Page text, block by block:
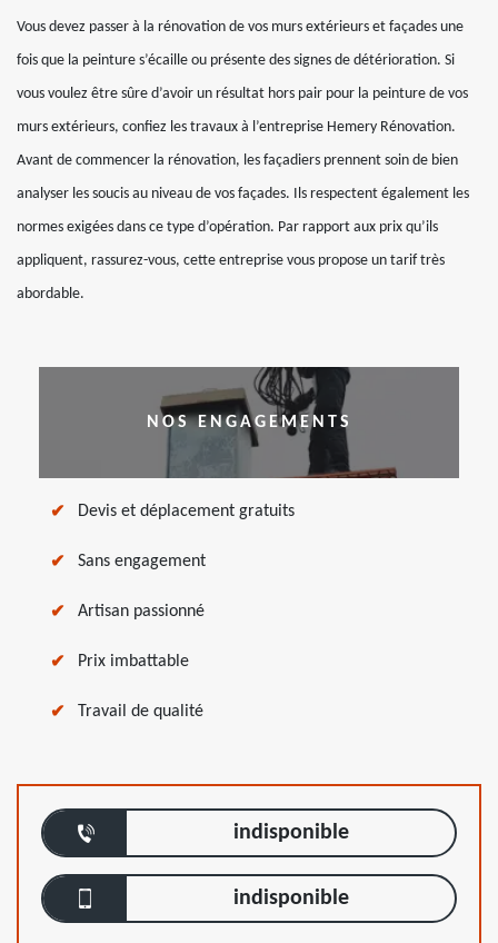
Vous devez passer à la rénovation de vos murs extérieurs et façades une
fois que la peinture s’écaille ou présente des signes de détérioration. Si
vous voulez être sûre d’avoir un résultat hors pair pour la peinture de vos
murs extérieurs, confiez les travaux à l’entreprise Hemery Rénovation.
Avant de commencer la rénovation, les façadiers prennent soin de bien
analyser les soucis au niveau de vos façades. Ils respectent également les
normes exigées dans ce type d’opération. Par rapport aux prix qu’ils
appliquent, rassurez-vous, cette entreprise vous propose un tarif très
abordable.
NOS ENGAGEMENTS
Devis et déplacement gratuits
Sans engagement
Artisan passionné
Prix imbattable
Travail de qualité
indisponible
indisponible